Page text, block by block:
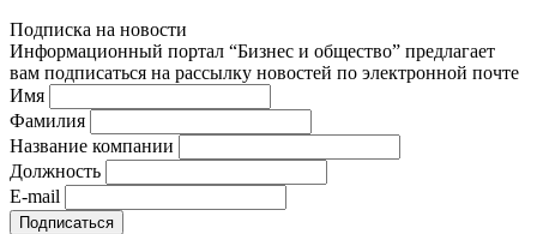
Подписка на новости
Информационный портал “Бизнес и общество” предлагает
вам подписаться на рассылку новостей по электронной почте
Имя
Фамилия
Название компании
Должность
E-mail